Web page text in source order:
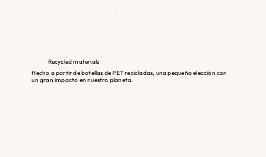
Recycled materials
Hecho a partir de botellas de PET recicladas, una pequeña elección con
un gran impacto en nuestro planeta.